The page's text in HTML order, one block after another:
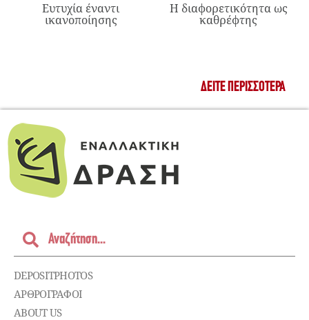
Ευτυχία έναντι
ικανοποίησης
Η διαφορετικότητα ως
καθρέφτης
ΔΕΊΤΕ ΠΕΡΙΣΣΌΤΕΡΑ
DEPOSITPHOTOS
ΑΡΘΡΟΓΡΑΦΟΙ
ABOUT US